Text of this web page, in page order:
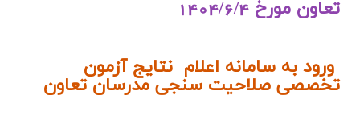
تعاون مورخ 1404/6/4
ورود به سامانه اعلام نتایج آزمون
تخصصی صلاحیت سنجی مدرسان تعاون